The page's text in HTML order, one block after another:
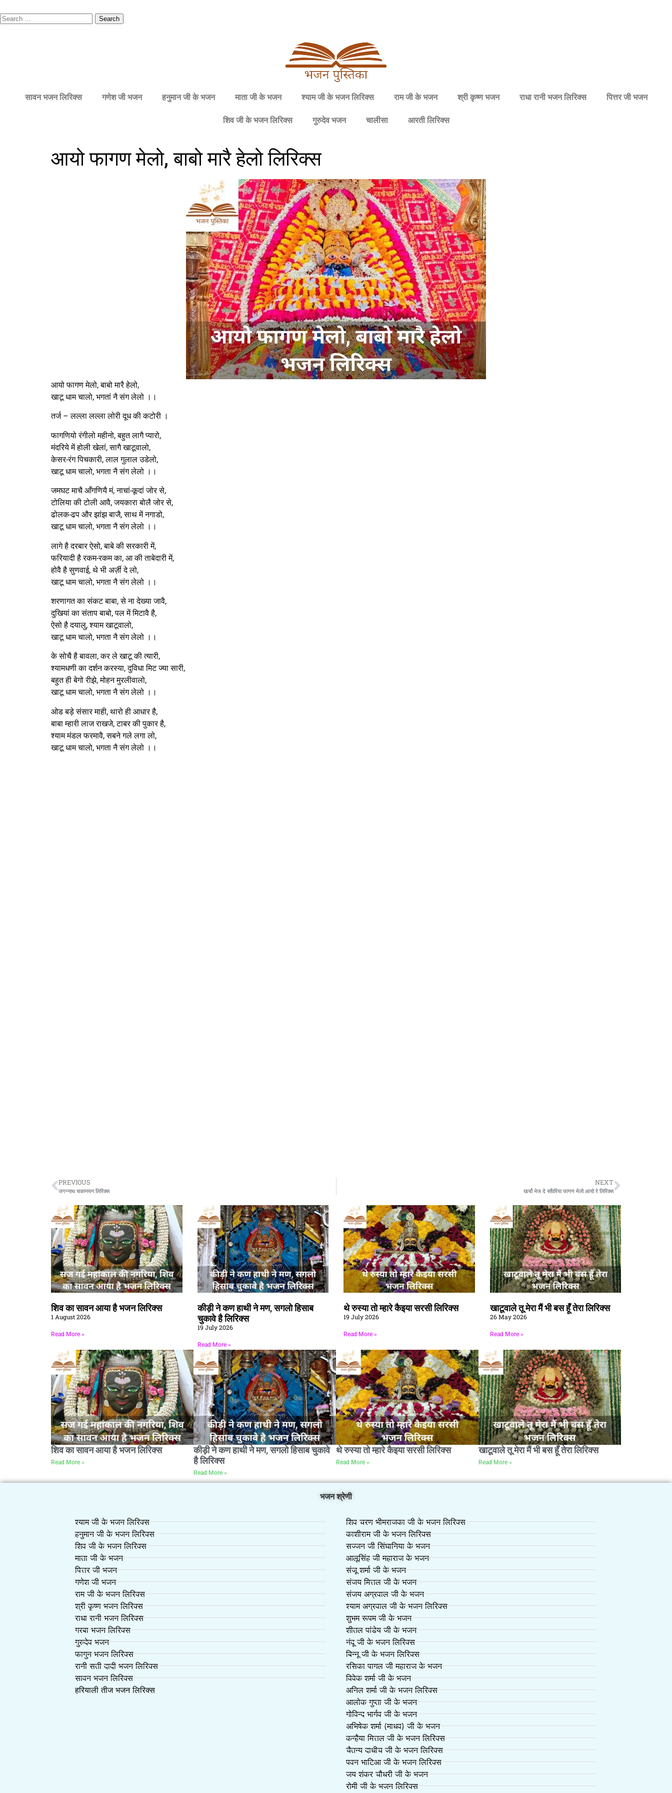
सावन भजन लिरिक्स गणेश जी भजन हनुमान जी के भजन माता जी के भजन श्याम जी के भजन लिरिक्स राम जी के भजन श्री कृष्ण भजन राधा रानी भजन लिरिक्स पित्तर जी भजन
शिव जी के भजन लिरिक्स गुरुदेव भजन चालीसा आरती लिरिक्स
आयो फागण मेलो, बाबो मारै हेलो लिरिक्स
आयो फागण मेलो, बाबो मारै हेलो,
खाटू धाम चालो, भगतां नै संग लेलो ।।
तर्ज – लल्ला लल्ला लोरी दूध की कटोरी ।
फागणियो रंगीलो महीनो, बहुत लागै प्यारो,
मंदरिये में होली खेलां, सागै खाटूवालो,
केसर-रंग पिचकारी, लाल गुलाल उडेलो,
खाटू धाम चालो, भगता नै संग लेलो ।।
जमघट माचै आँगणियै मं, नाचां-कूदां जोर से,
टोलिया की टोली आवै, जयकारा बोलै जोर से,
ढोलक-ढप और झांझ बाजै, साथ में नगाडो,
खाटू धाम चालो, भगता नै संग लेलो ।।
लागे है दरबार ऐसो, बाबे की सरकारी में,
फरियादी है रकम-रकम का, आ की ताबेदारी में,
होवै है सुणवाई, थे भी अर्ज़ी दे लो,
खाटू धाम चालो, भगता नै संग लेलो ।।
शरणागत का संकट बाबा, से ना देख्या जावै,
दुखियां का संताप बाबो, पल में मिटावै है,
ऐसो है दयालु, श्याम खाटूवालो,
खाटू धाम चालो, भगता नै संग लेलो ।।
के सोचै है बावला, कर ले खाटू की त्यारी,
श्यामधणी का दर्शन करस्या, दुविधा मिट ज्या सारी,
बहुत ही बेगो रीझे, मोहन मुरलीवालो,
खाटू धाम चालो, भगता नै संग लेलो ।।
ओड बड़े संसार माही, थारो ही आधार है,
बाबा म्हारी लाज राखजे, टाबर की पुकार है,
श्याम मंडल फरमावै, सबने गले लगा लो,
खाटू धाम चालो, भगता नै संग लेलो ।।
PREVIOUS
जगन्नाथ चकानयन लिरिक्स
NEXT
खर्चो भेज दे साँवरिया फागण मेलो आयो रे लिरिक्स
शिव का सावन आया है भजन लिरिक्स
1 August 2026
Read More »
कीड़ी ने कण हाथी ने मण, सगलो हिसाब
चुकावे है लिरिक्स
19 July 2026
Read More »
थे रुस्या तो म्हारे कैइया सरसी लिरिक्स
19 July 2026
Read More »
खाटूवाले तू मेरा मैं भी बस हूँ तेरा लिरिक्स
26 May 2026
Read More »
शिव का सावन आया है भजन लिरिक्स
Read More »
कीड़ी ने कण हाथी ने मण, सगलो हिसाब चुकावे
है लिरिक्स
Read More »
थे रुस्या तो म्हारे कैइया सरसी लिरिक्स
Read More »
खाटूवाले तू मेरा मैं भी बस हूँ तेरा लिरिक्स
Read More »
भजन श्रेणी
श्याम जी के भजन लिरिक्स
हनुमान जी के भजन लिरिक्स
शिव जी के भजन लिरिक्स
माता जी के भजन
पित्तर जी भजन
गणेश जी भजन
राम जी के भजन लिरिक्स
श्री कृष्ण भजन लिरिक्स
राधा रानी भजन लिरिक्स
गरबा भजन लिरिक्स
गुरुदेव भजन
फागुन भजन लिरिक्स
रानी सती दादी भजन लिरिक्स
सावन भजन लिरिक्स
हरियाली तीज भजन लिरिक्स
शिव चरण भीमराजका जी के भजन लिरिक्स
काशीराम जी के भजन लिरिक्स
सज्जन जी सिंघानिया के भजन
आलूसिंह जी महाराज के भजन
संजू शर्मा जी के भजन
संजय मित्तल जी के भजन
संजय अग्रवाल जी के भजन
श्याम अग्रवाल जी के भजन लिरिक्स
शुभम रूपम जी के भजन
शीतल पांडेय जी के भजन
नंदू जी के भजन लिरिक्स
बिन्नू जी के भजन लिरिक्स
रसिका पागल जी महाराज के भजन
विवेक शर्मा जी के भजन
अनिल शर्मा जी के भजन लिरिक्स
आलोक गुप्ता जी के भजन
गोविन्द भार्गव जी के भजन
अभिषेक शर्मा (माधव) जी के भजन
कन्हैया मित्तल जी के भजन लिरिक्स
चैतन्य दाधीच जी के भजन लिरिक्स
पवन भाटिआ जी के भजन लिरिक्स
जय शंकर चौधरी जी के भजन
रोमी जी के भजन लिरिक्स